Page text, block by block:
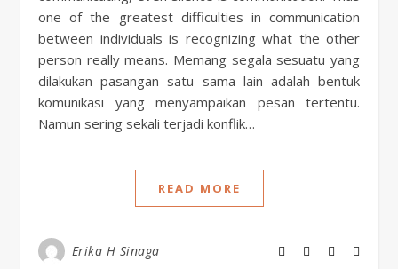
one of the greatest difficulties in communication
between individuals is recognizing what the other
person really means. Memang segala sesuatu yang
dilakukan pasangan satu sama lain adalah bentuk
komunikasi yang menyampaikan pesan tertentu.
Namun sering sekali terjadi konflik…
READ MORE
Erika H Sinaga